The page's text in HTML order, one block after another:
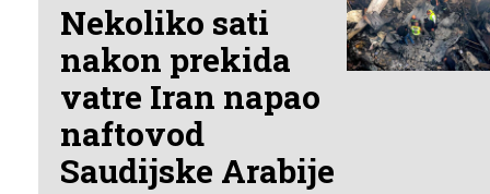
Nekoliko sati
nakon prekida
vatre Iran napao
naftovod
Saudijske Arabije